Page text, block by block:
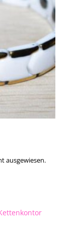
ausgewiesen.